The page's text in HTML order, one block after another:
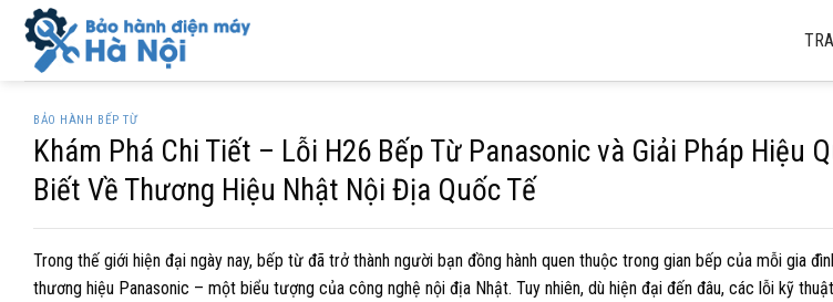
Skip
content
BẢO HÀNH BẾP TỪ
Khám Phá Chi Tiết – Lỗi H26 Bếp Từ Panasonic và Giải Pháp Hiệu
Biết Về Thương Hiệu Nhật Nội Địa Quốc Tế
Trong thế giới hiện đại ngày nay, bếp từ đã trở thành người bạn đồng hành quen thuộc trong gian bếp của mỗi gia
thương hiệu Panasonic – một biểu tượng của công nghệ nội địa Nhật. Tuy nhiên, dù hiện đại đến đâu, các lỗi kỹ